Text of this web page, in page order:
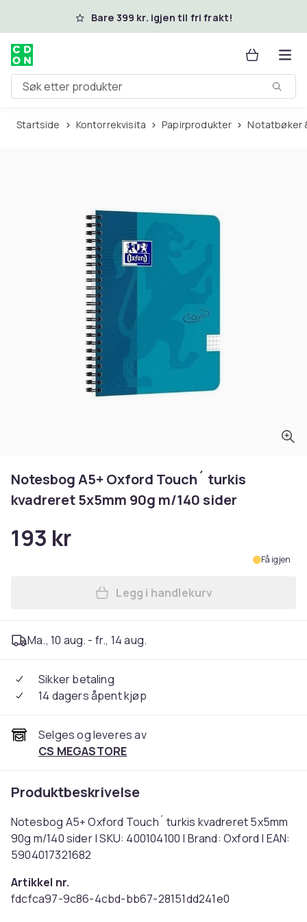
Hopp til hovedinnholdBare 399 kr. igjen til fri frakt!
Søk etter produkter
Startside Kontorrekvisita Papirprodukter
Notesbog A5+ Oxford Touch´ turkis
kvadreret 5x5mm 90g m/140 sider
193 kr
Få igjen
Legg Notesbog A5+
Legg i handlekurv
Ma., 10 aug. - fr., 14 aug.
Sikker betaling
14 dagers åpent kjøp
Selges og leveres av
CS MEGASTORE
Produktbeskrivelse
Notesbog A5+ Oxford Touch´ turkis kvadreret 5x5mm
90g m/140 sider | SKU: 400104100 | Brand: Oxford | EAN:
5904017321682
Artikkel nr.
fdcfca97-9c86-4cbd-bb67-28151dd241e0